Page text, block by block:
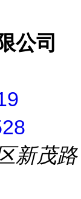
公司
新茂路